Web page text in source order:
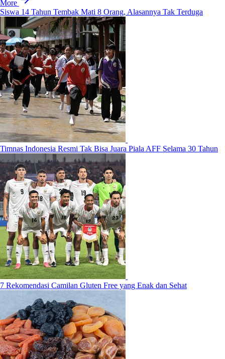
More
Siswa 14 Tahun Tembak Mati 8 Orang, Alasannya Tak Terduga
Timnas Indonesia Resmi Tak Bisa Juara Piala AFF Selama 30 Tahun
7 Rekomendasi Camilan Gluten Free yang Enak dan Sehat